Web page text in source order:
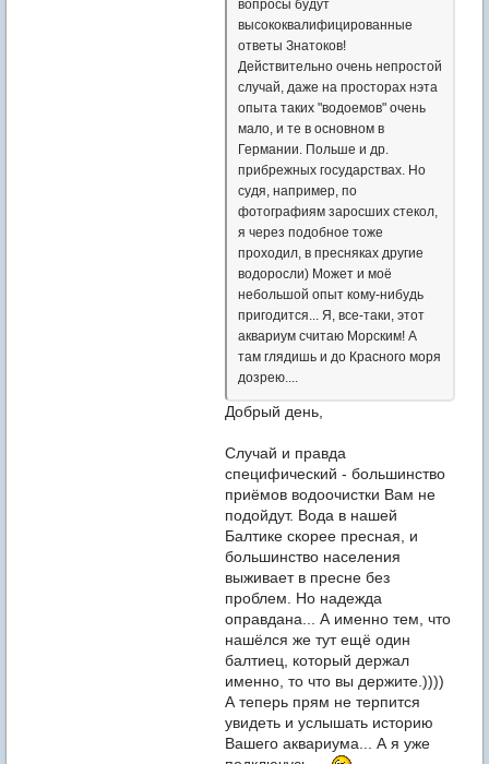
вопросы будут
высококвалифицированные
ответы Знатоков!
Действительно очень непростой
случай, даже на просторах нэта
опыта таких "водоемов" очень
мало, и те в основном в
Германии. Польше и др.
прибрежных государствах. Но
судя, например, по
фотографиям заросших стекол,
я через подобное тоже
проходил, в пресняках другие
водоросли) Может и моё
небольшой опыт кому-нибудь
пригодится... Я, все-таки, этот
аквариум считаю Морским! А
там глядишь и до Красного моря
дозрею....
Добрый день,
Случай и правда
специфический - большинство
приёмов водоочистки Вам не
подойдут. Вода в нашей
Балтике скорее пресная, и
большинство населения
выживает в пресне без
проблем. Но надежда
оправдана... А именно тем, что
нашёлся же тут ещё один
балтиец, который держал
именно, то что вы держите.))))
А теперь прям не терпится
увидеть и услышать историю
Вашего аквариума... А я уже